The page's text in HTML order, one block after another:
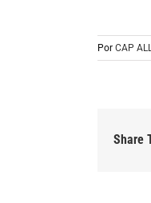
Por CAP
Share